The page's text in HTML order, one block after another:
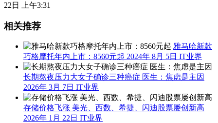
22日 上午3:31
相关推荐
雅马哈新款
巧格摩托年内上市：8560元起 2024年 8月 5日 IT业界
长期熬夜压力大女子确诊三种癌症 医生：焦虑是主因
2026年 3月 7日 IT业界
存储价格飞涨 美光、西数、希捷、闪迪股票屡创新高
2026年 1月 22日 IT业界